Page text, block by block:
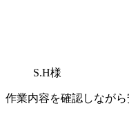
S.H様
作業内容を確認しながら